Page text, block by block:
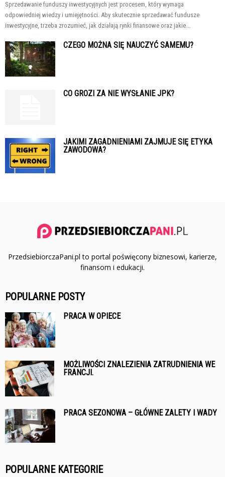
Sprzedawanie funduszy inwestycyjnych jest procesem, który wymaga
odpowiedniej wiedzy i umiejętności. Aby skutecznie sprzedawać fundusze
inwestycyjne, trzeba zrozumieć, jak działają rynki finansowe oraz jakie...
CZEGO MOŻNA SIĘ NAUCZYĆ SAMEMU?
CO GROZI ZA NIE WYSŁANIE JPK?
JAKIMI ZAGADNIENIAMI ZAJMUJE SIĘ ETYKA
ZAWODOWA?
PrzedsiebiorczaPani.pl to portal poświęcony biznesowi, karierze,
finansom i edukacji.
POPULARNE POSTY
PRACA W OPIECE
MOŻLIWOŚCI ZNALEZIENIA ZATRUDNIENIA WE
FRANCJI.
PRACA SEZONOWA – GŁÓWNE ZALETY I WADY
POPULARNE KATEGORIE